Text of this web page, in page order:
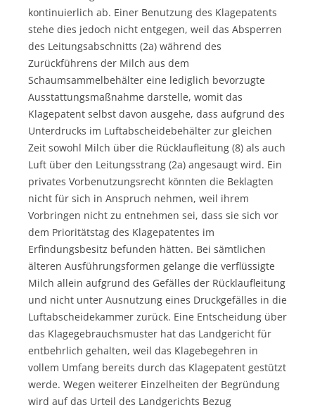
kontinuierlich ab. Einer Benutzung des Klagepatents
stehe dies jedoch nicht entgegen, weil das Absperren
des Leitungsabschnitts (2a) während des
Zurückführens der Milch aus dem
Schaumsammelbehälter eine lediglich bevorzugte
Ausstattungsmaßnahme darstelle, womit das
Klagepatent selbst davon ausgehe, dass aufgrund des
Unterdrucks im Luftabscheidebehälter zur gleichen
Zeit sowohl Milch über die Rücklaufleitung (8) als auch
Luft über den Leitungsstrang (2a) angesaugt wird. Ein
privates Vorbenutzungsrecht könnten die Beklagten
nicht für sich in Anspruch nehmen, weil ihrem
Vorbringen nicht zu entnehmen sei, dass sie sich vor
dem Prioritätstag des Klagepatentes im
Erfindungsbesitz befunden hätten. Bei sämtlichen
älteren Ausführungsformen gelange die verflüssigte
Milch allein aufgrund des Gefälles der Rücklaufleitung
und nicht unter Ausnutzung eines Druckgefälles in die
Luftabscheidekammer zurück. Eine Entscheidung über
das Klagegebrauchsmuster hat das Landgericht für
entbehrlich gehalten, weil das Klagebegehren in
vollem Umfang bereits durch das Klagepatent gestützt
werde. Wegen weiterer Einzelheiten der Begründung
wird auf das Urteil des Landgerichts Bezug